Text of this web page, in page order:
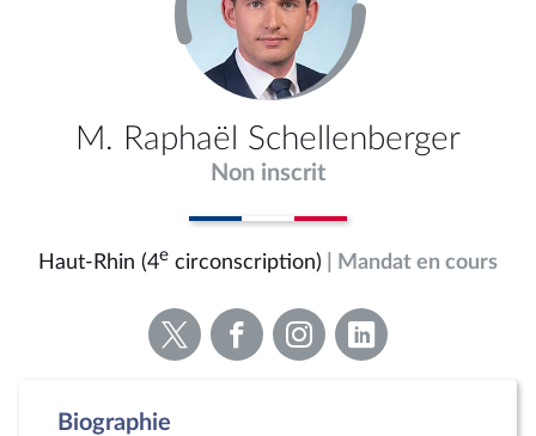
M. Raphaël Schellenberger
Non inscrit
Haut-Rhin (4e circonscription) | Mandat en cours
Voir
la
Voir
la
Voir
la
Voir
la
Biographie